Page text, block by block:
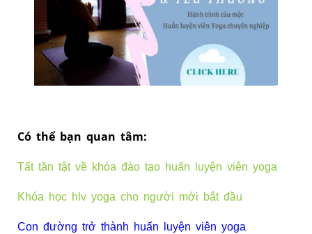
Có thể bạn ​quan tâm:
Tất tần tật về khóa đào tạo huấn luyện viên yoga
Khóa học hlv yoga cho người mới bắt đầu
Con đường trở thành huấn luyện viên yoga